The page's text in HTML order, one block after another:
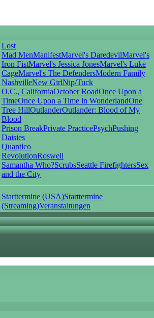
Lost
Mad MenManifestMarvel's DaredevilMarvel's
Iron FistMarvel's Jessica JonesMarvel's Luke
CageMarvel's The DefendersModern Family
NashvilleNew GirlNip/Tuck
O.C., CaliforniaOctober RoadOnce Upon a
TimeOnce Upon a Time in WonderlandOne
Tree HillOutlanderOutlander: Blood of My
Blood
Prison BreakPrivate PracticePsychPushing
Daisies
Quantico
RevolutionRoswell
Samantha Who?ScrubsSeattle FirefightersSex
and the City
Starttermine (USA)Starttermine
(Streaming)Veranstaltungen